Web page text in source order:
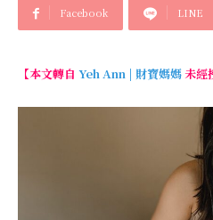
Facebook LINE
【本文轉自 Yeh Ann | 財寶媽媽未經